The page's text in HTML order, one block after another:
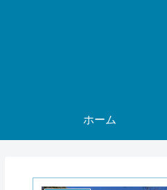
ホーム